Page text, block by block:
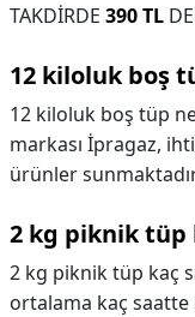
TAKDİRDE 390 TL
12 kiloluk boş
12 kiloluk boş tüp
markası İpragaz,
ürünler
2 kg piknik tüp
2 kg piknik tüp kaç
ortalama kaç